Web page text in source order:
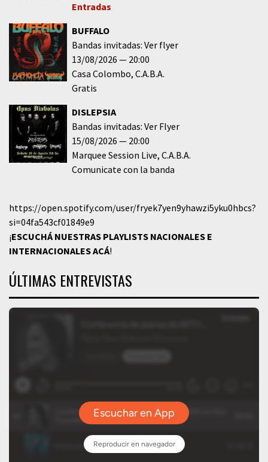
Entradas
BUFFALO
Bandas invitadas: Ver flyer
13/08/2026
20:00
Casa Colombo C.A.B.A.
Gratis
DISLEPSIA
Bandas invitadas: Ver Flyer
15/08/2026
20:00
Marquee Session Live C.A.B.A.
Comunicate con la banda
https://open.spotify.com/user/fryek7yen9yhawzi5yku0hbcs?
si=04fa543cf01849e9
¡ESCUCHÁ NUESTRAS PLAYLISTS NACIONALES E
INTERNACIONALESACÁ!
ÚLTIMAS ENTREVISTAS